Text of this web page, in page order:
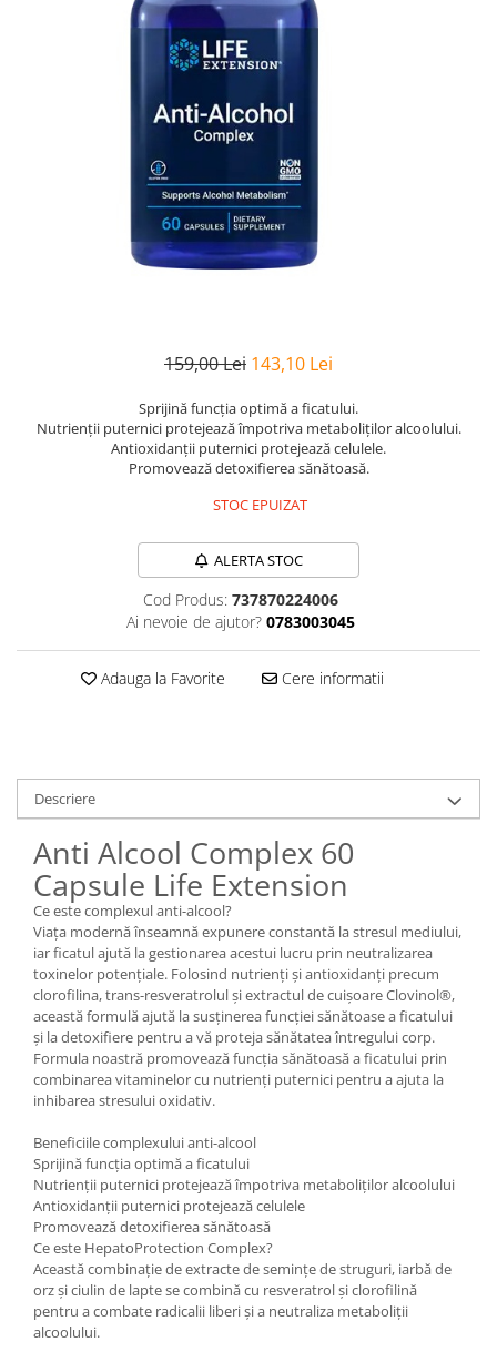
Healthy Origins
Nordic Naturals
Pure Nutrition USA
Thorne Research
Trace Minerals
EFX Sports
NOW Foods
Nutricost
159,00 Lei 143,10 Lei
Sprijină funcția optimă a ficatului.
Nutrienții puternici protejează împotriva metaboliților alcoolului.
Antioxidanții puternici protejează celulele.
Promovează detoxifierea sănătoasă.
STOC EPUIZAT
ALERTA STOC
Cod Produs: 737870224006
Ai nevoie de ajutor? 0783003045
Adauga la Favorite Cere informatii
Descriere
Anti Alcool Complex 60
Capsule Life Extension
Ce este complexul anti-alcool?
Viața modernă înseamnă expunere constantă la stresul mediului,
iar ficatul ajută la gestionarea acestui lucru prin neutralizarea
toxinelor potențiale. Folosind nutrienți și antioxidanți precum
clorofilina, trans-resveratrolul și extractul de cuișoare Clovinol®,
această formulă ajută la susținerea funcției sănătoase a ficatului
și la detoxifiere pentru a vă proteja sănătatea întregului corp.
Formula noastră promovează funcția sănătoasă a ficatului prin
combinarea vitaminelor cu nutrienți puternici pentru a ajuta la
inhibarea stresului oxidativ.
Beneficiile complexului anti-alcool
Sprijină funcția optimă a ficatului
Nutrienții puternici protejează împotriva metaboliților alcoolului
Antioxidanții puternici protejează celulele
Promovează detoxifierea sănătoasă
Ce este HepatoProtection Complex?
Această combinație de extracte de semințe de struguri, iarbă de
orz și ciulin de lapte se combină cu resveratrol și clorofilină
pentru a combate radicalii liberi și a neutraliza metaboliții
alcoolului.